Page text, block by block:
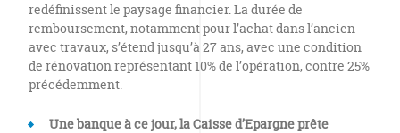
redéfinissent le paysage financier. La durée de
remboursement, notamment pour l’achat dans l’ancien
avec travaux, s’étend jusqu’à 27 ans, avec une condition
de rénovation représentant 10% de l’opération, contre 25%
précédemment.
Une banque à ce jour, la Caisse d’Epargne prête